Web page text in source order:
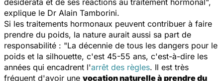
explique le Dr Alain Tamborini.
Si les traitements hormonaux peuvent contribuer à faire
prendre du poids, la nature aurait aussi sa part de
responsabilité : "La décennie de tous les dangers pour le
poids et la silhouette, c'est 45-55 ans, c'est-à-dire les
années qui encadrent l'arrêt des règles. Il est très
fréquent d'avoir une vocation naturelle à prendre du